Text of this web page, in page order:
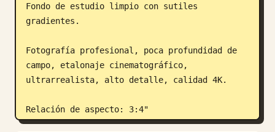
Fondo de estudio limpio con sutiles
gradientes.
Fotografía profesional, poca profundidad de
campo, etalonaje cinematográfico,
ultrarrealista, alto detalle, calidad 4K.
Relación de aspecto: 3:4"